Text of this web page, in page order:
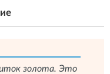
золота. Это